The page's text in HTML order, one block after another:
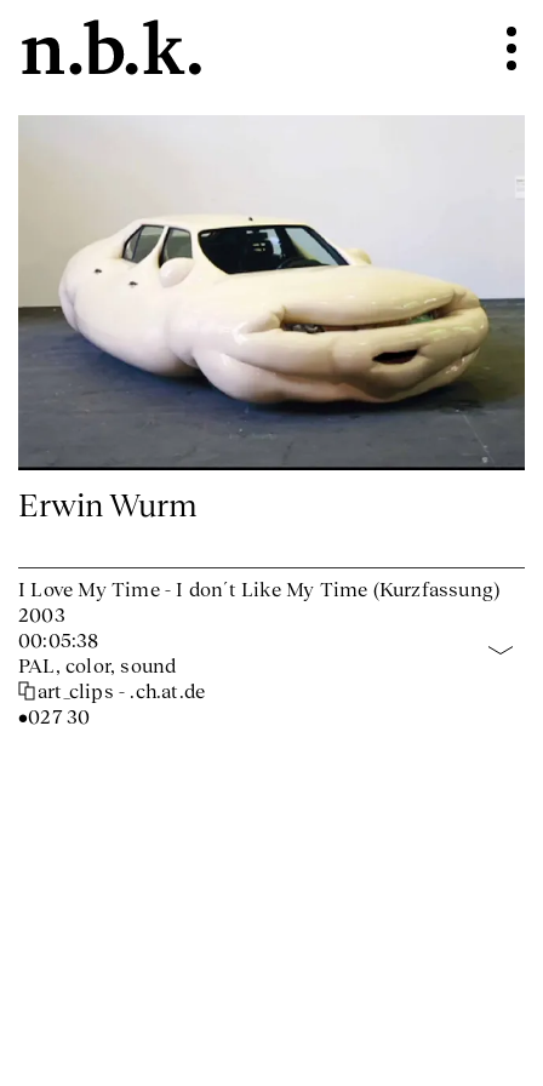
Erwin Wurm
I Love My Time - I don´t Like My Time (Kurzfassung)
2003
00:05:38
PAL, color, sound
art_clips - .ch.at.de
•027 30